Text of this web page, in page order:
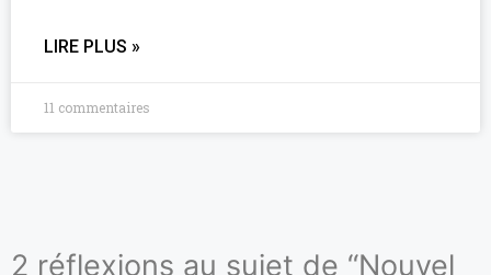
LIRE PLUS »
11 commentaires
2 réflexions au sujet de “Nouvel